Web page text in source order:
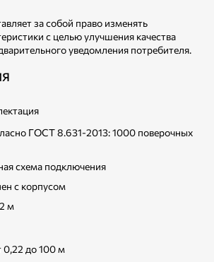
за собой право изменять
с целью улучшения качества
уведомления потребителя.
ГОСТ 8.631-2013: 1000 поверочных
схема подключения
с корпусом
м
0,22 до 100 м